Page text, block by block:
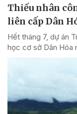
Thiếu nhân
liên cấp Dân
Hết tháng 7, dự án
học cơ sở Dân Hóa